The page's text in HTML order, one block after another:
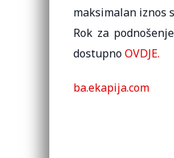
maksimalan iznos
Rok za
dostupnoOVDJE.
ba.ekapija.com